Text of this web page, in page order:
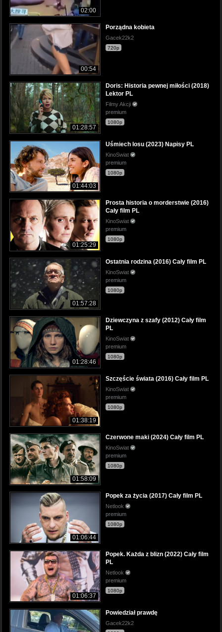
02:00
00:54
Porządna kobieta
Gacek22k2
720p
01:28:57
Doris: Historia pewnej miłości (2018)
Lektor PL
Filmy Akcji
premium
1080p
01:44:03
Uśmiech losu (2023) Napisy PL
KinoSwiat
premium
1080p
01:25:29
Prosta historia o morderstwie (2016)
Cały film PL
KinoSwiat
premium
1080p
01:57:28
Ostatnia rodzina (2016) Cały film PL
KinoSwiat
premium
1080p
01:28:46
Dziewczyna z szafy (2012) Cały film
PL
KinoSwiat
premium
1080p
01:38:19
Szczęście świata (2016) Cały film PL
KinoSwiat
premium
1080p
01:58:09
Czerwone maki (2024) Cały film PL
KinoSwiat
premium
1080p
01:06:44
Popek za życia (2017) Cały film PL
Netlook
premium
1080p
01:06:37
Popek. Każda z blizn (2022) Cały film
PL
Netlook
premium
1080p
Powiedział prawdę
Gacek22k2